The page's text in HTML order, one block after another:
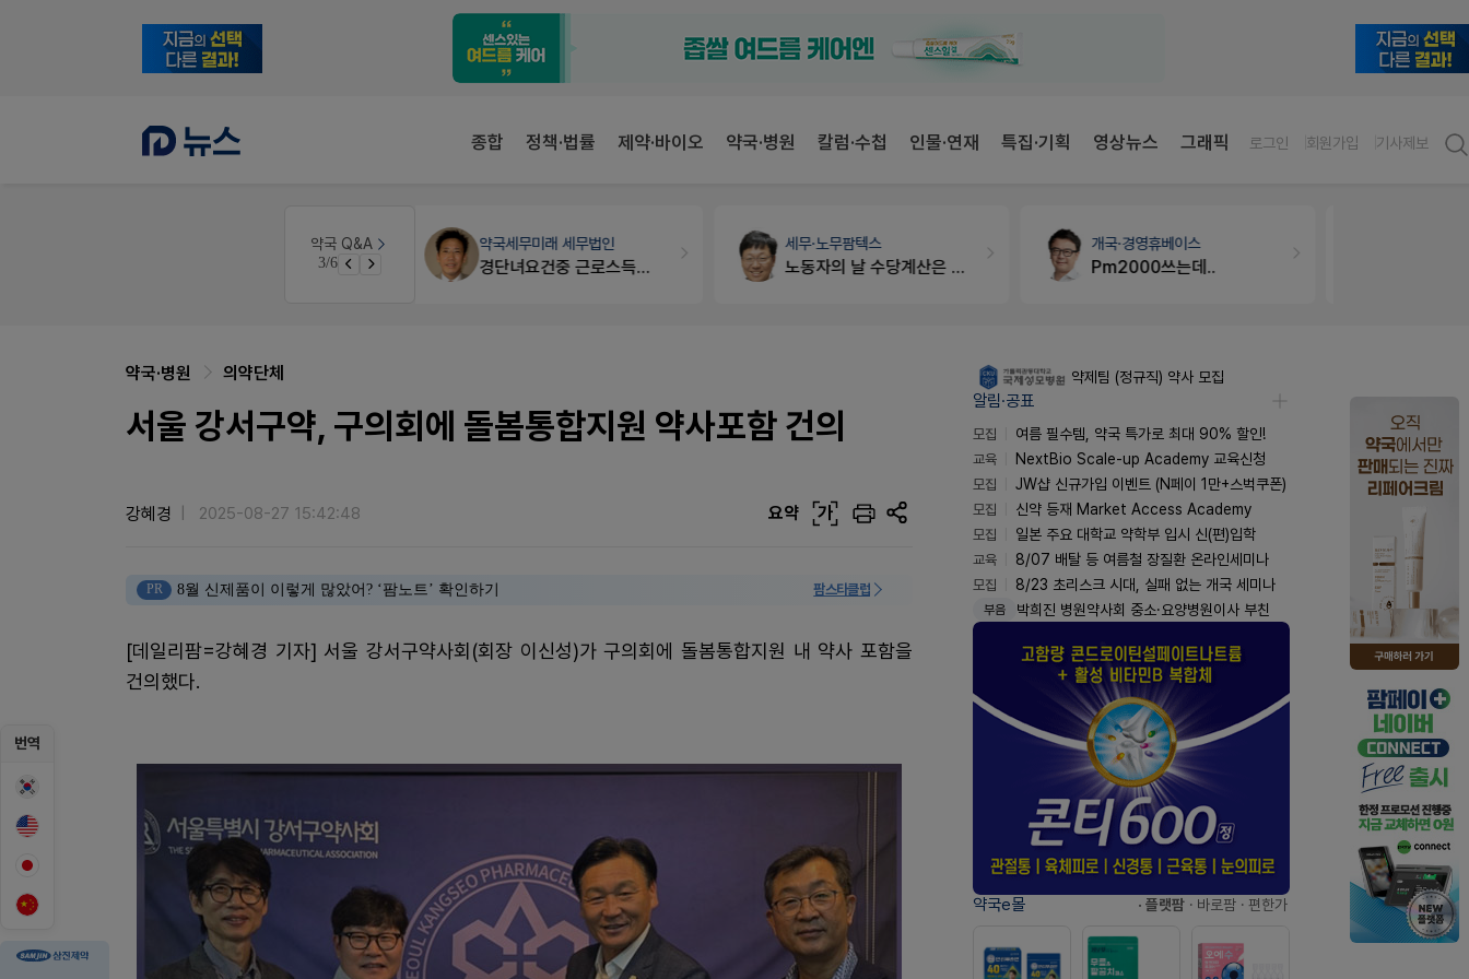
종합 정책·법률 제약·바이오 약국·병원 칼럼·수첩 인물·연재 특집·기획 영상뉴스 그래픽 로그인 회원가입 기사제보
약국 Q&A
3/6
약국세무미래 세무법인
경단녀요건중 근로스득원천징수액
세무·노무팜텍스
노동자의 날 수당계산은 어떻게 되나요
개국·경영휴베이스
Pm2000쓰는데..
번역
약국·병원 의약단체
서울 강서구약, 구의회에 돌봄통합지원 약사포함 건의
강혜경 2025-08-27 15:42:48 요약 가
PR 8월 신제품이 이렇게 많았어? ‘팜노트’ 확인하기 팜스타클럽
[데일리팜=강혜경 기자] 서울 강서구약사회(회장 이신성)가 구의회에 돌봄통합지원 내 약사 포함을
건의했다.
약제팀 (정규직) 약사 모집
알림·공표
모집
여름 필수템, 약국 특가로 최대 90% 할인!
교육
NextBio Scale-up Academy 교육신청
모집
JW샵 신규가입 이벤트 (N페이 1만+스벅쿠폰)
모집
신약 등재 Market Access Academy
모집
일본 주요 대학교 약학부 입시 신(편)입학
교육
8/07 배탈 등 여름철 장질환 온라인세미나
모집
8/23 초리스크 시대, 실패 없는 개국 세미나
부음 박희진 병원약사회 중소·요양병원이사 부친
약국e몰 · 플랫팜 · 바로팜 · 편한가